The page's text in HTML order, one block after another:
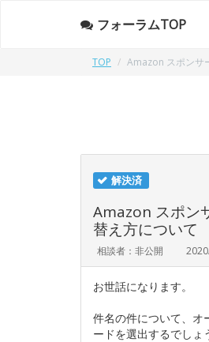
フォーラムTOP
TOP Amazon スポンサ
解決済
Amazon スポン
替え方について
相談者：非公開
お世話になります。
件名の件について、オ
ードを選出するでしょ